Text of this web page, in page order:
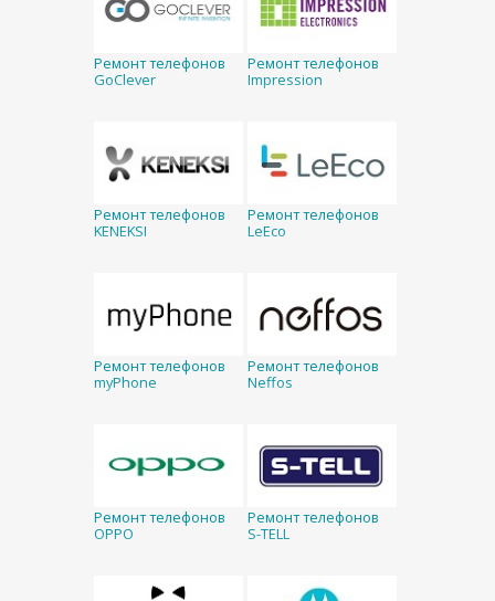
Ремонт телефонов
GoClever
Ремонт телефонов
Impression
Ремонт телефонов
KENEKSI
Ремонт телефонов
LeEco
Ремонт телефонов
myPhone
Ремонт телефонов
Neffos
Ремонт телефонов
OPPO
Ремонт телефонов
S-TELL